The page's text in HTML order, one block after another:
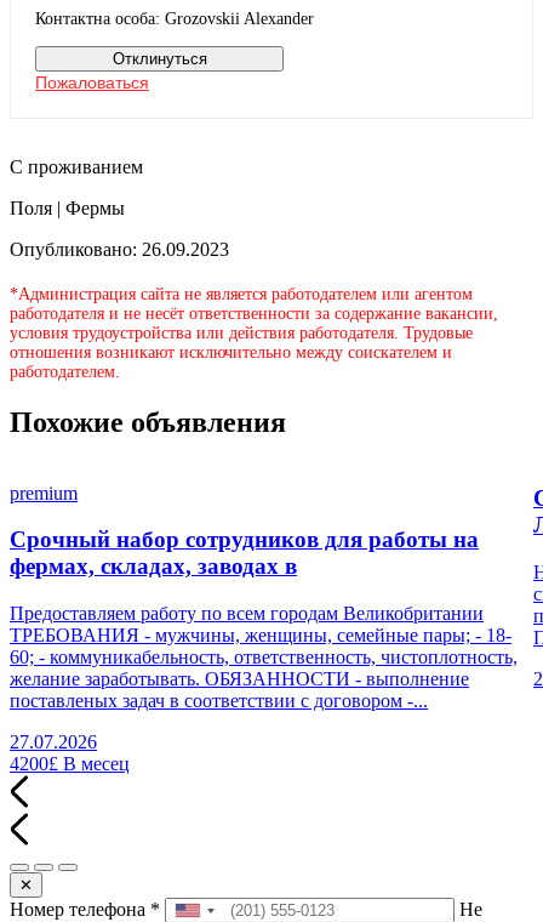
Контактна особа: Grozovskii Alexander
Отклинуться
Пожаловаться
С проживанием
Поля | Фермы
Опубликовано: 26.09.2023
*Администрация сайта не является работодателем или агентом
работодателя и не несёт ответственности за содержание вакансии,
условия трудоустройства или действия работодателя. Трудовые
отношения возникают исключительно между соискателем и
работодателем.
Похожие объявления
premium
Срочный набор сотрудников для работы на
фермах, складах, заводах в
Предоставляем работу по всем городам Великобритании
ТРЕБОВАНИЯ - мужчины, женщины, семейные пары; - 18-
60; - коммуникабельность, ответственность, чистоплотность,
желание заработывать. ОБЯЗАННОСТИ - выполнение
поставленых задач в соответствии с договором -...
27.07.2026
4200£ В месец
✕
Номер телефона *
Не